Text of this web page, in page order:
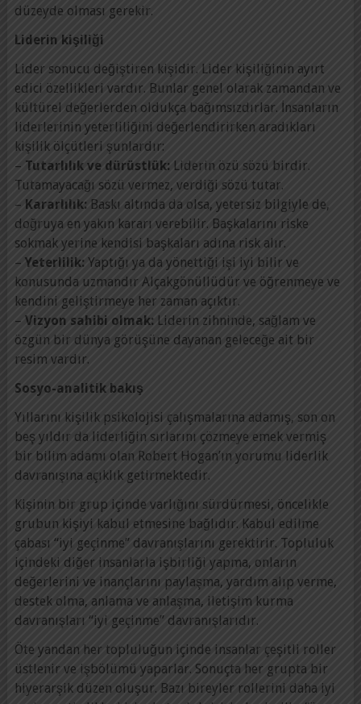
düzeyde olması gerekir.
Liderin kişiliği
Lider sonucu değiştiren kişidir. Lider kişiliğinin ayırt
edici özellikleri vardır. Bunlar genel olarak zamandan ve
kültürel değerlerden oldukça bağımsızdırlar. İnsanların
liderlerinin yeterliliğini değerlendirirken aradıkları
kişilik ölçütleri şunlardır:
– Tutarlılık ve dürüstlük:Liderin özü sözü birdir.
Tutamayacağı sözü vermez, verdiği sözü tutar.
– Kararlılık:Baskı altında da olsa, yetersiz bilgiyle de,
doğruya en yakın kararı verebilir. Başkalarını riske
sokmak yerine kendisi başkaları adına risk alır.
– Yeterlilik:Yaptığı ya da yönettiği işi iyi bilir ve
konusunda uzmandır Alçakgönüllüdür ve öğrenmeye ve
kendini geliştirmeye her zaman açıktır.
– Vizyon sahibi olmak:Liderin zihninde, sağlam ve
özgün bir dünya görüşüne dayanan geleceğe ait bir
resim vardır.
Sosyo-analitik bakış
Yıllarını kişilik psikolojisi çalışmalarına adamış, son on
beş yıldır da liderliğin sırlarını çözmeye emek vermiş
bir bilim adamı olan Robert Hogan’ın yorumu liderlik
davranışına açıklık getirmektedir.
Kişinin bir grup içinde varlığını sürdürmesi, öncelikle
grubun kişiyi kabul etmesine bağlıdır. Kabul edilme
çabası “iyi geçinme” davranışlarını gerektirir. Topluluk
içindeki diğer insanlarla işbirliği yapma, onların
değerlerini ve inançlarını paylaşma, yardım alıp verme,
destek olma, anlama ve anlaşma, iletişim kurma
davranışları “iyi geçinme” davranışlarıdır.
Öte yandan her topluluğun içinde insanlar çeşitli roller
üstlenir ve işbölümü yaparlar. Sonuçta her grupta bir
hiyerarşik düzen oluşur. Bazı bireyler rollerini daha iyi